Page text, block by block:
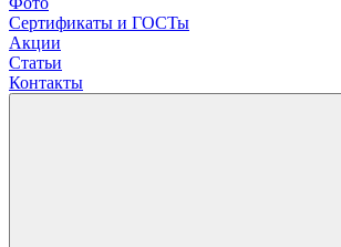
Сертификаты и ГОСТы
Акции
Статьи
Контакты